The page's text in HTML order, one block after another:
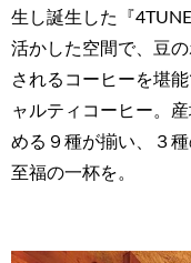
生し誕生した『
活かした空間で、豆
されるコーヒーを堪
ャルティコーヒー。
める９種が揃い、３
至福の一杯を。